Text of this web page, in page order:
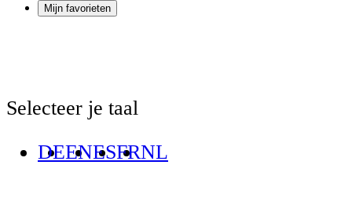
Mijn favorieten
Selecteer je taal
DEENESFRNL